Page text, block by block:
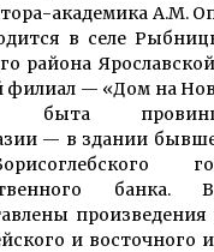
академика А.М.
в селе
района
филиал — «Дом на
быта
— в здании
банка.
произведения
и восточного